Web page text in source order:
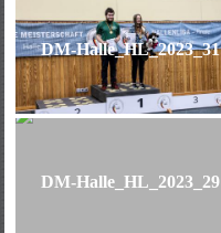
DM-Halle_HL_2023_31
DM-Halle_HL_2023_29